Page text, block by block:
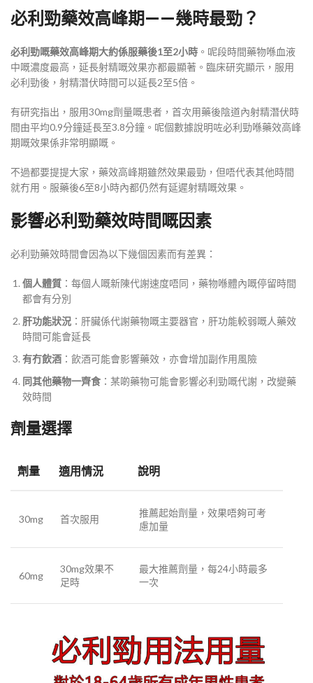
必利勁藥效高峰期——幾時最勁？
必利勁嘅藥效高峰期大約係服藥後1至2小時 。呢段時間藥物喺血液
中嘅濃度最高，延長射精嘅效果亦都最顯著。臨床研究顯示，服用
必利勁後，射精潛伏時間可以延長2至5倍 。
有研究指出，服用30mg劑量嘅患者，首次用藥後陰道內射精潛伏時
間由平均0.9分鐘延長至3.8分鐘 。呢個數據說明咗必利勁喺藥效高峰
期嘅效果係非常明顯嘅。
不過都要提提大家，藥效高峰期雖然效果最勁，但唔代表其他時間
就冇用。服藥後6至8小時內都仍然有延遲射精嘅效果 。
影響必利勁藥效時間嘅因素
必利勁藥效時間會因為以下幾個因素而有差異：
個人體質 ：每個人嘅新陳代謝速度唔同，藥物喺體內嘅停留時間
都會有分別
肝功能狀況 ：肝臟係代謝藥物嘅主要器官，肝功能較弱嘅人藥效
時間可能會延長
有冇飲酒 ：飲酒可能會影響藥效，亦會增加副作用風險
同其他藥物一齊食 ：某啲藥物可能會影響必利勁嘅代謝，改變藥
效時間
劑量選擇
劑量 適用情況 說明
30mg 首次服用
推薦起始劑量，效果唔夠可考
慮加量
60mg
30mg效果不
足時
最大推薦劑量，每24小時最多
一次